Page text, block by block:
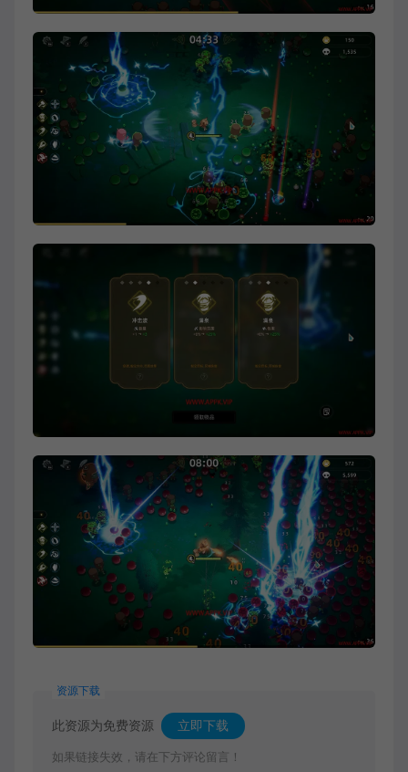
资源下载
此资源为免费资源 立即下载
如果链接失效，请在下方评论留言！